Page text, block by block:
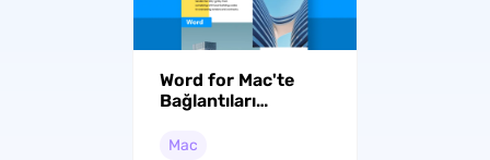
Word for Mac'te
Bağlantıları
Basitleştirilmiş
Mac